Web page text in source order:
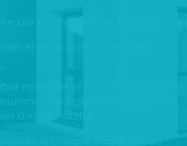
des réalisations durables et